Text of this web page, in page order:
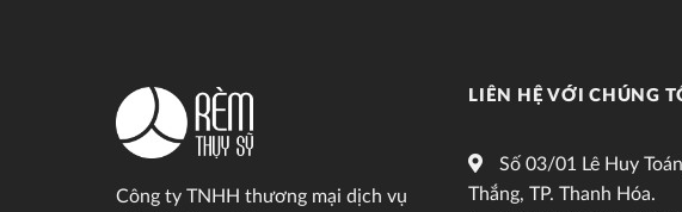
Công ty TNHH thương mại dịch vụ
LIÊN HỆ VỚI CHÚNG
Số 03/01 Lê Huy
Thắng, TP. Thanh Hóa.